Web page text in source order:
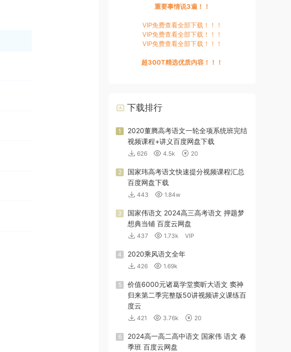
重要事情说3遍！！
VIP免费查看全部下载！！！
VIP免费查看全部下载！！！
VIP免费查看全部下载！！！
超300T精选优质内容！！！
下载排行
1
2020董腾高考语文一轮全项系统班完结
视频课程+讲义百度网盘下载
626 4.5k 20
2
国家玮高考语文快速提分视频课程汇总
百度网盘下载
443 1.84w
3
国家伟语文 2024高三高考语文 押题梦
想典当铺 百度云网盘
437 1.73k VIP
4 2020乘风语文全年
426 1.69k
5
价值6000元诸葛学堂窦昕大语文 窦神
归来第二季完整版50讲视频讲义课练百
度云
421 3.76k 20
6
2024高一高二高中语文 国家伟 语文 春
季班 百度云网盘